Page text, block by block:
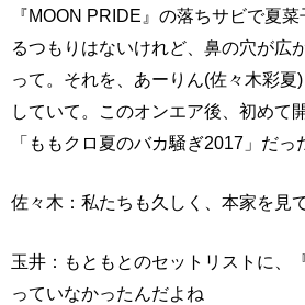
『MOON PRIDE』の落ちサビで夏
るつもりはないけれど、鼻の穴が広
って。それを、あーりん(佐々木彩夏
していて。このオンエア後、初めて
「ももクロ夏のバカ騒ぎ2017」だっ
佐々木：私たちも久しく、本家を見
玉井：もともとのセットリストに、
っていなかったんだよね